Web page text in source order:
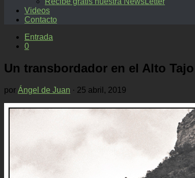
Videos
Contacto
Entrada
0
Un transbordador en el Alto
por Ángel de Juan · 25 abril, 2019